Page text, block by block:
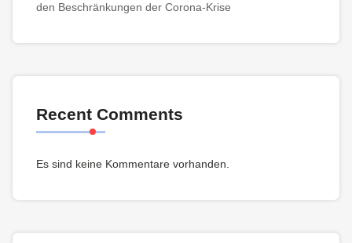
den Beschränkungen der Corona-Krise
Recent Comments
Es sind keine Kommentare vorhanden.